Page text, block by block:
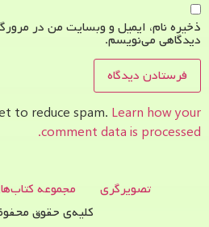
ذخیره نام، ایمیل و وبسایت من در
دیدگاهی می‌نویسم.
to reduce spam. Learn how your
comment data is processed.
تصویرگری
مجموعه
کلیه‌ی حقوق